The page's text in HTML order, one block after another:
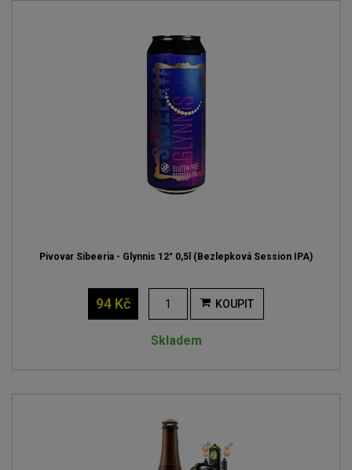
Pivovar Sibeeria - Glynnis 12° 0,5l (Bezlepková Session IPA)
94 Kč KOUPIT
Skladem